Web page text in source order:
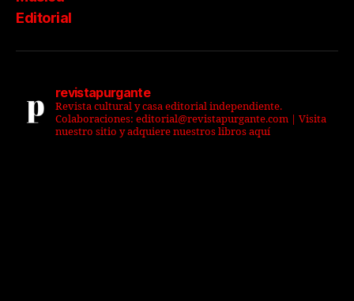
Editorial
revistapurgante
Revista cultural y casa editorial independiente.
Colaboraciones: editorial@revistapurgante.com | Visita
nuestro sitio y adquiere nuestros libros aquí